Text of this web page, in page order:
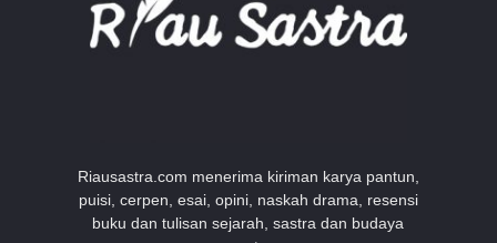
Riausastra.com menerima kiriman karya pantun,
puisi, cerpen, esai, opini, naskah drama, resensi
buku dan tulisan sejarah, sastra dan budaya